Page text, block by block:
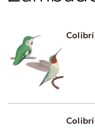
Colibrí
Colibrí